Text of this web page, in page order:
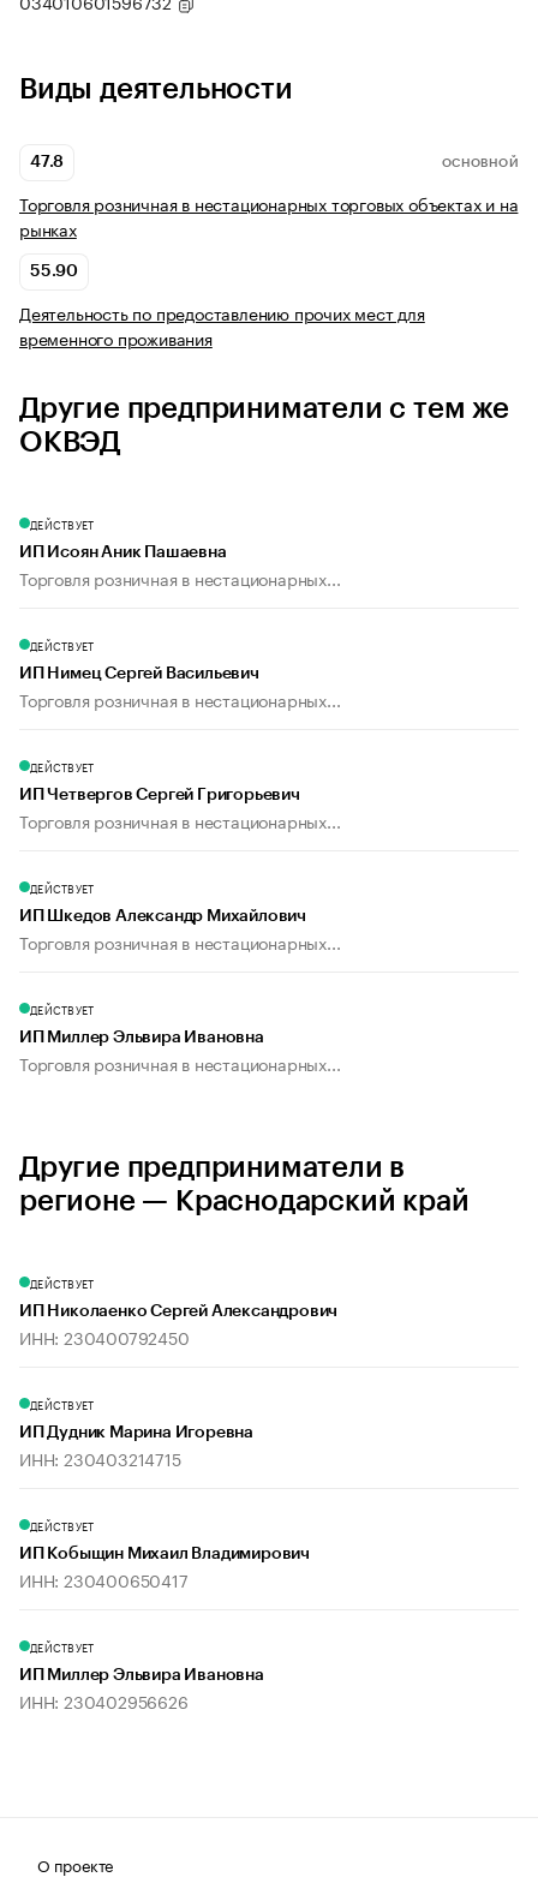
Виды деятельности
47.8 ОСНОВНОЙ
Торговля розничная в нестационарных торговых объектах и на
рынках
55.90
Деятельность по предоставлению прочих мест для
временного проживания
Другие предприниматели с тем же
ОКВЭД
ДЕЙСТВУЕТ
ИП Исоян Аник Пашаевна
Торговля розничная в нестационарных...
ДЕЙСТВУЕТ
ИП Нимец Сергей Васильевич
Торговля розничная в нестационарных...
ДЕЙСТВУЕТ
ИП Четвергов Сергей Григорьевич
Торговля розничная в нестационарных...
ДЕЙСТВУЕТ
ИП Шкедов Александр Михайлович
Торговля розничная в нестационарных...
ДЕЙСТВУЕТ
ИП Миллер Эльвира Ивановна
Торговля розничная в нестационарных...
Другие предприниматели в
регионе — Краснодарский край
ДЕЙСТВУЕТ
ИП Николаенко Сергей Александрович
ИНН: 230400792450
ДЕЙСТВУЕТ
ИП Дудник Марина Игоревна
ИНН: 230403214715
ДЕЙСТВУЕТ
ИП Кобыщин Михаил Владимирович
ИНН: 230400650417
ДЕЙСТВУЕТ
ИП Миллер Эльвира Ивановна
ИНН: 230402956626
О проекте